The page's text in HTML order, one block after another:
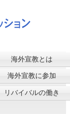
海外宣教とは
海外宣教に参加
リバイバルの働き